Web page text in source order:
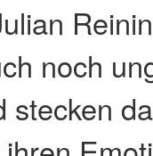
noch
stecken